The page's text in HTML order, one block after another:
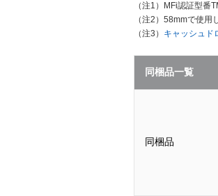
（注1）
MFi認証型番
（注2） 58mmで使用
（注3） キャッシュド
同梱品一覧
同梱品